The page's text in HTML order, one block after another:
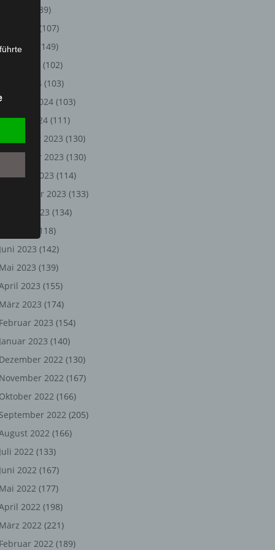
(89)
(107)
Mai 2024
(149)
(102)
März 2024 (103)
2024 (103)
2024 (111)
Dezember 2023 (130)
November 2023 (130)
2023 (114)
September 2023 (133)
August 2023 (134)
(118)
Juni 2023 (142)
Mai 2023 (139)
2023 (155)
März 2023 (174)
Februar 2023 (154)
Januar 2023 (140)
Dezember 2022 (130)
November 2022 (167)
Oktober 2022 (166)
September 2022 (205)
2022 (166)
Juli 2022 (133)
Juni 2022 (167)
Mai 2022 (177)
2022 (198)
März 2022 (221)
Februar 2022 (189)
oder